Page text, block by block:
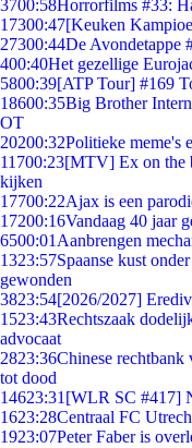
3700:58Horrorfilms #33:
17300:47[Keuken
27300:44De Avondetappe
400:40Het gezellige
5800:39[ATP Tour] #169
18600:35Big Brother
OT
20200:32Politieke meme's
11700:23[MTV] Ex on the
kijken
17700:22Ajax is een
17200:16Vandaag 40 jaar
6500:01 Aanbrengen
1323:57Spaanse kust
gewonden
3823:54[2026/2027]
1523:43Rechtszaak
advocaat
2823:36Chinese
tot dood
14623:31 [WLR SC #417]
1623:28Centraal FC
1923:07Peter Faber is